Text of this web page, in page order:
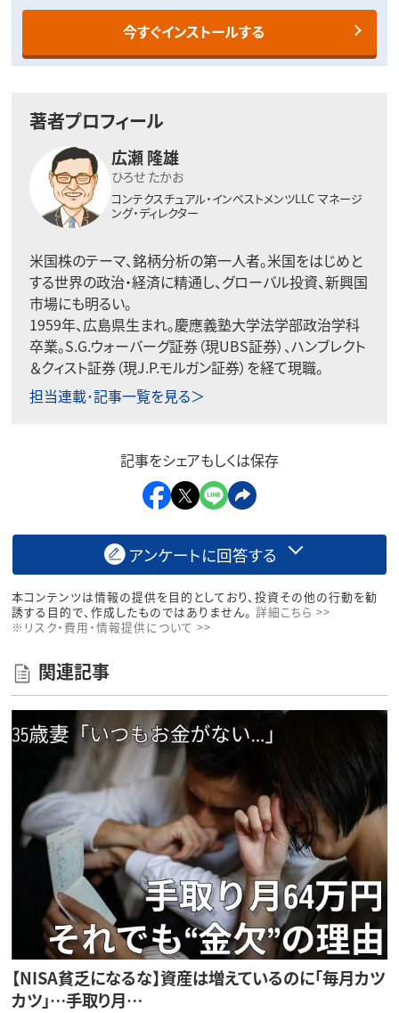
今すぐインストールする
著者プロフィール
広瀬 隆雄
ひろせ たかお
コンテクスチュアル・インベストメンツLLC マネージ
ング・ディレクター
米国株のテーマ、銘柄分析の第一人者。米国をはじめと
する世界の政治・経済に精通し、グローバル投資、新興国
市場にも明るい。
1959年、広島県生まれ。慶應義塾大学法学部政治学科
卒業。S.G.ウォーバーグ証券（現UBS証券）、ハンブレクト
＆クィスト証券（現J.P.モルガン証券）を経て現職。
担当連載･記事一覧を見る＞
記事をシェアもしくは保存
アンケートに回答する
本コンテンツは情報の提供を目的としており、投資その他の行動を勧
誘する目的で、作成したものではありません。 詳細こちら >>
※リスク・費用・情報提供について >>
関連記事
【NISA貧乏になるな】資産は増えているのに「毎月カツ
カツ」…手取り月…